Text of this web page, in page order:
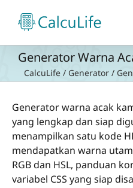
content
Generator Warna
CalcuLife / Generator /
Generator warna acak
yang lengkap dan siap
menampilkan satu kode
mendapatkan warna
RGB dan HSL, panduan
variabel CSS yang siap